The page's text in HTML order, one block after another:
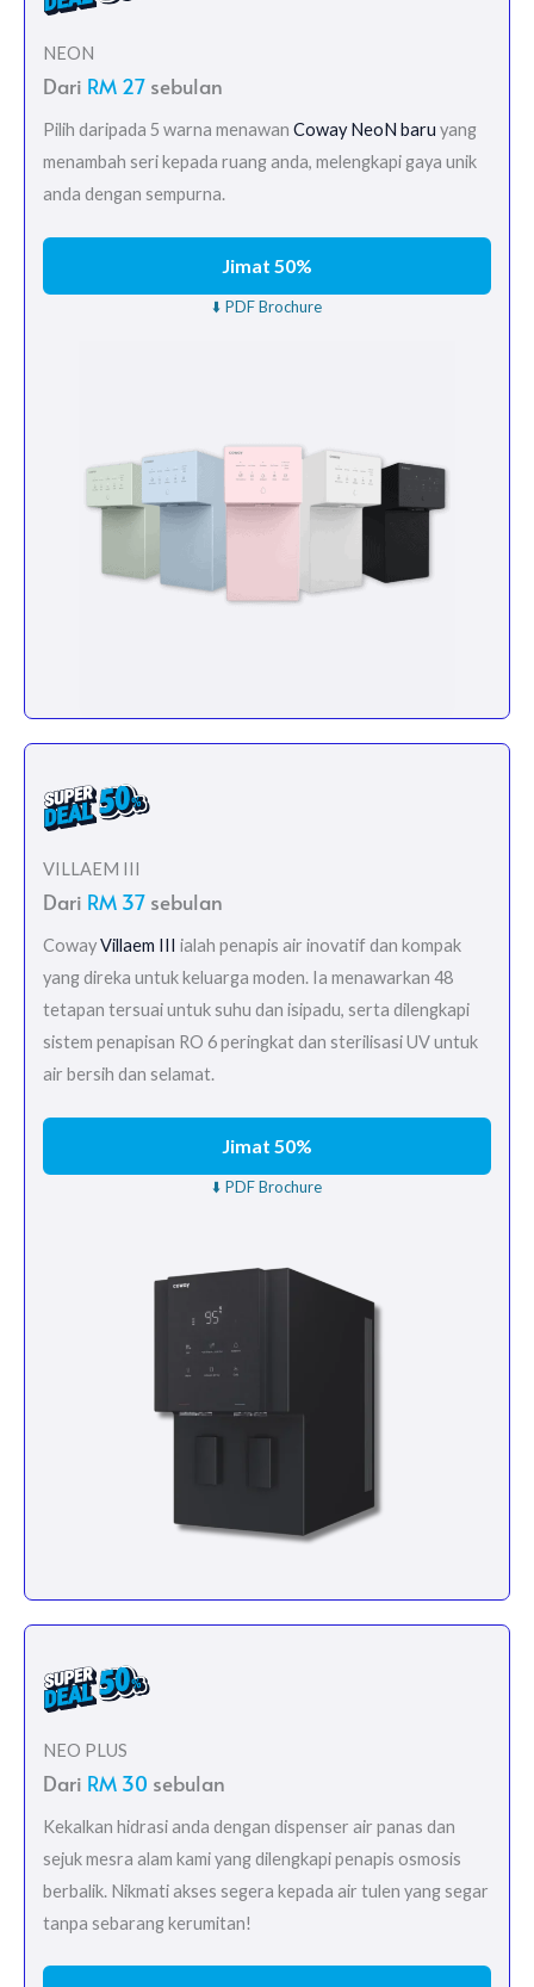
NEON
Dari RM 27 sebulan
Pilih daripada 5 warna menawan Coway NeoN baru yang
menambah seri kepada ruang anda, melengkapi gaya unik
anda dengan sempurna.
Jimat 50%
⬇️ PDF Brochure
VILLAEM III
Dari RM 37 sebulan
CowayVillaem III ialah penapis air inovatif dan kompak
yang direka untuk keluarga moden. Ia menawarkan 48
tetapan tersuai untuk suhu dan isipadu, serta dilengkapi
sistem penapisan RO 6 peringkat dan sterilisasi UV untuk
air bersih dan selamat.
Jimat 50%
⬇️ PDF Brochure
NEO PLUS
Dari RM 30 sebulan
Kekalkan hidrasi anda dengan dispenser air panas dan
sejuk mesra alam kami yang dilengkapi penapis osmosis
berbalik. Nikmati akses segera kepada air tulen yang segar
tanpa sebarang kerumitan!